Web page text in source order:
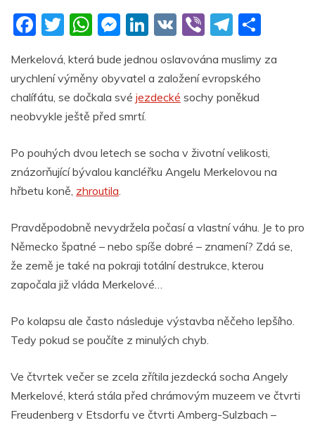
F
c
e
b
o
k
T
itt
er
W
at
s
A
p
M
ss
e
n
er
Li
k
e
V
Vi
er
T
e
gr
ar
Merkelová, která bude jednou oslavována muslimy za
urychlení výměny obyvatel a založení evropského
chalífátu, se dočkala své jezdecké sochy poněkud
neobvykle ještě před smrtí.
Po pouhých dvou letech se socha v životní velikosti,
znázorňující bývalou kancléřku Angelu Merkelovou na
hřbetu koně, zhroutila
Pravděpodobně nevydržela počasí a vlastní váhu. Je to pro
Německo špatné – nebo spíše dobré – znamení? Zdá se,
že země je také na pokraji totální destrukce, kterou
započala již vláda Merkelové…
Po kolapsu ale často následuje výstavba něčeho lepšího.
Tedy pokud se poučíte z minulých chyb.
Ve čtvrtek večer se zcela zřítila jezdecká socha Angely
Merkelové, která stála před chrámovým muzeem ve čtvrti
Freudenberg v Etsdorfu ve čtvrti Amberg-Sulzbach –